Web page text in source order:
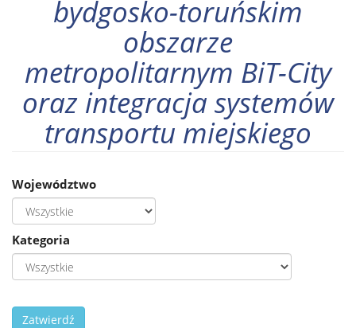
bydgosko-toruńskim
obszarze
metropolitarnym BiT-City
oraz integracja systemów
transportu miejskiego
Województwo
Kategoria
Zatwierdź